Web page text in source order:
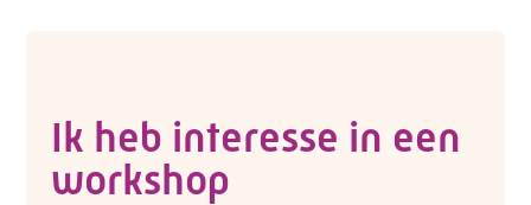
Ik heb interesse in een
workshop